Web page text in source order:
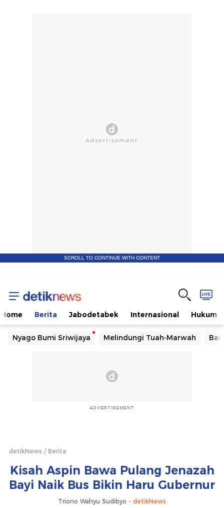
SCROLL TO CONTINUE WITH CONTENT
Home Berita Jabodetabek Internasional Hukum
Nyago Bumi Sriwijaya Melindungi Tuah-Marwah
ADVERTISEMENT
detikNews Berita
Kisah Aspin Bawa Pulang Jenazah
Bayi Naik Bus Bikin Haru Gubernur
Triono Wahyu Sudibyo - detikNews